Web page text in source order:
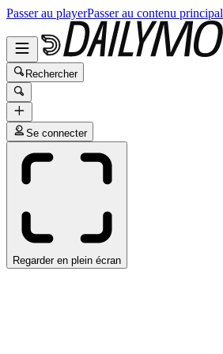
Passer au playerPasser au contenu principal
Rechercher
Se connecter
Regarder en plein écran